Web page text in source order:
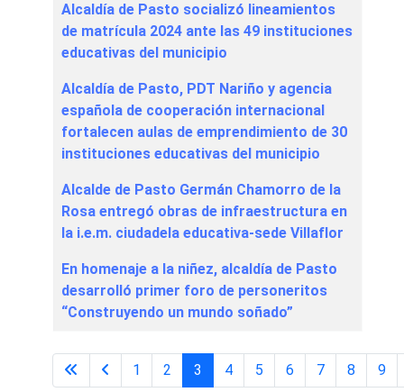
Alcaldía de Pasto socializó lineamientos
de matrícula 2024 ante las 49 instituciones
educativas del municipio
Alcaldía de Pasto, PDT Nariño y agencia
española de cooperación internacional
fortalecen aulas de emprendimiento de 30
instituciones educativas del municipio
Alcalde de Pasto Germán Chamorro de la
Rosa entregó obras de infraestructura en
la i.e.m. ciudadela educativa-sede Villaflor
En homenaje a la niñez, alcaldía de Pasto
desarrolló primer foro de personeritos
“Construyendo un mundo soñado”
Página 3 de 29
1 2 3 4 5 6 7 8 9